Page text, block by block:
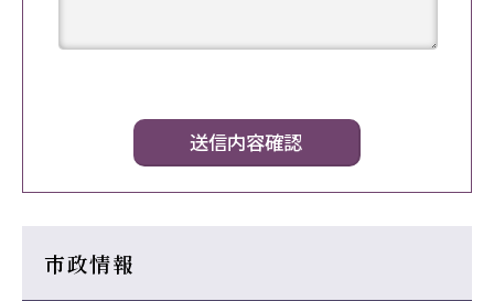
市政情報